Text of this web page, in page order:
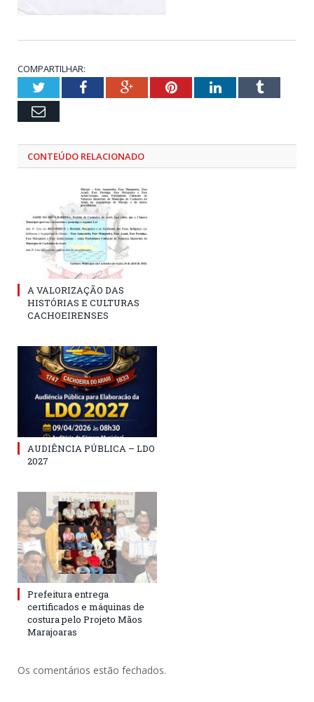
COMPARTILHAR:
TwitterFacebookGoogle+PinterestLinkedInTumblr
Email
CONTEÚDO RELACIONADO
A VALORIZAÇÃO DAS
HISTÓRIAS E CULTURAS
CACHOEIRENSES
AUDIÊNCIA PÚBLICA – LDO
2027
Prefeitura entrega
certificados e máquinas de
costura pelo Projeto Mãos
Marajoaras
Os comentários estão fechados.